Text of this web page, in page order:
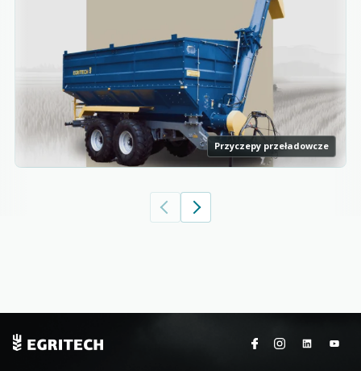
Przyczepy przeładowcze